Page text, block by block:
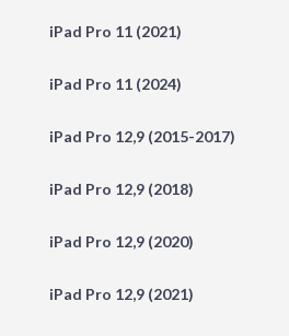
iPad Pro 11 (2021)
iPad Pro 11 (2024)
iPad Pro 12,9 (2015-2017)
iPad Pro 12,9 (2018)
iPad Pro 12,9 (2020)
iPad Pro 12,9 (2021)